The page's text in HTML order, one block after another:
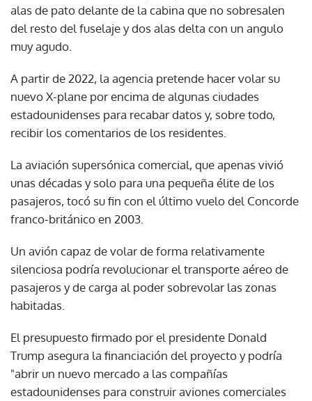
alas de pato delante de la cabina que no sobresalen
del resto del fuselaje y dos alas delta con un angulo
muy agudo.
A partir de 2022, la agencia pretende hacer volar su
nuevo X-plane por encima de algunas ciudades
estadounidenses para recabar datos y, sobre todo,
recibir los comentarios de los residentes.
La aviación supersónica comercial, que apenas vivió
unas décadas y solo para una pequeña élite de los
pasajeros, tocó su fin con el último vuelo del Concorde
franco-británico en 2003.
Un avión capaz de volar de forma relativamente
silenciosa podría revolucionar el transporte aéreo de
pasajeros y de carga al poder sobrevolar las zonas
habitadas.
El presupuesto firmado por el presidente Donald
Trump asegura la financiación del proyecto y podría
"abrir un nuevo mercado a las compañías
estadounidenses para construir aviones comerciales